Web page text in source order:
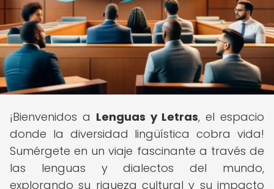
¡Bienvenidos a Lenguas y Letras, el espacio
donde la diversidad lingüística cobra vida!
Sumérgete en un viaje fascinante a través de
las lenguas y dialectos del mundo,
explorando su riqueza cultural y su impacto